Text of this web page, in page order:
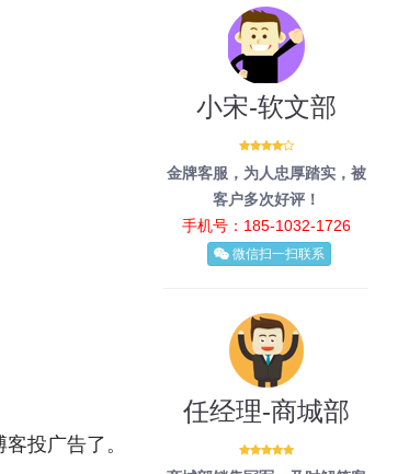
投广告了。
小宋-软文部
金牌客服，为人忠厚踏实，被
客户多次好评！
手机号：185-1032-1726
微信扫一扫联系
任经理-商城部